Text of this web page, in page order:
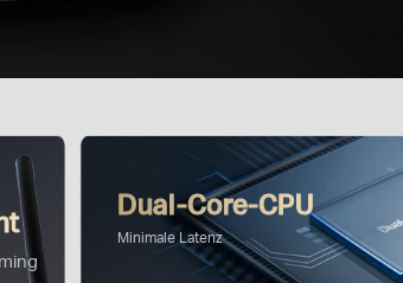
Dual-Core-CPU
Minimale Latenz